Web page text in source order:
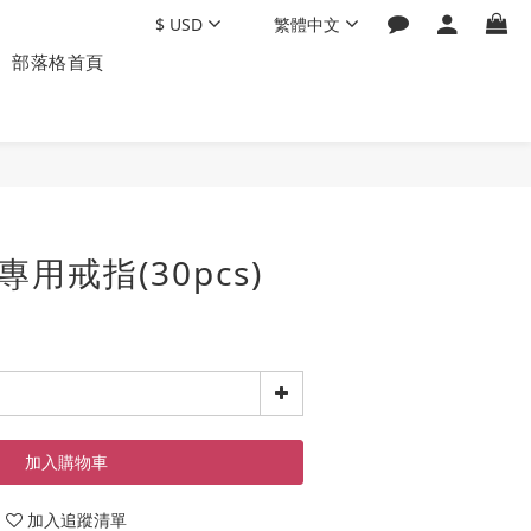
部落格首頁
$ USD 繁體中文
用戒指(30pcs)
加入購物車
加入追蹤清單